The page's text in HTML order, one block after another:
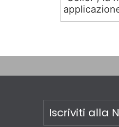
Iscriviti alla